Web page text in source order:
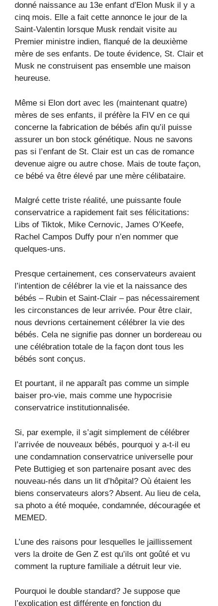
donné naissance au 13e enfant d’Elon Musk il y a
cinq mois. Elle a fait cette annonce le jour de la
Saint-Valentin lorsque Musk rendait visite au
Premier ministre indien, flanqué de la deuxième
mère de ses enfants. De toute évidence, St. Clair et
Musk ne construisent pas ensemble une maison
heureuse.
Même si Elon dort avec les (maintenant quatre)
mères de ses enfants, il préfère la FIV en ce qui
concerne la fabrication de bébés afin qu’il puisse
assurer un bon stock génétique. Nous ne savons
pas si l’enfant de St. Clair est un cas de romance
devenue aigre ou autre chose. Mais de toute façon,
ce bébé va être élevé par une mère célibataire.
Malgré cette triste réalité, une puissante foule
conservatrice a rapidement fait ses félicitations:
Libs of Tiktok, Mike Cernovic, James O’Keefe,
Rachel Campos Duffy pour n’en nommer que
quelques-uns.
Presque certainement, ces conservateurs avaient
l’intention de célébrer la vie et la naissance des
bébés – Rubin et Saint-Clair – pas nécessairement
les circonstances de leur arrivée. Pour être clair,
nous devrions certainement célébrer la vie des
bébés. Cela ne signifie pas donner un bordereau ou
une célébration totale de la façon dont tous les
bébés sont conçus.
Et pourtant, il ne apparaît pas comme un simple
baiser pro-vie, mais comme une hypocrisie
conservatrice institutionnalisée.
Si, par exemple, il s’agit simplement de célébrer
l’arrivée de nouveaux bébés, pourquoi y a-t-il eu
une condamnation conservatrice universelle pour
Pete Buttigieg et son partenaire posant avec des
nouveau-nés dans un lit d’hôpital? Où étaient les
biens conservateurs alors? Absent. Au lieu de cela,
sa photo a été moquée, condamnée, découragée et
MEMED.
L’une des raisons pour lesquelles le jaillissement
vers la droite de Gen Z est qu’ils ont goûté et vu
comment la rupture familiale a détruit leur vie.
Pourquoi le double standard? Je suppose que
l’explication est différente en fonction du